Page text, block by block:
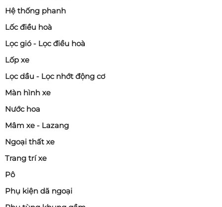
Hệ thống phanh
Lốc điều hoà
Lọc gió - Lọc điều hoà
Lốp xe
Lọc dầu - Lọc nhớt động cơ
Màn hình xe
Nước hoa
Mâm xe - Lazang
Ngoại thất xe
Trang trí xe
Pô
Phụ kiện dã ngoại